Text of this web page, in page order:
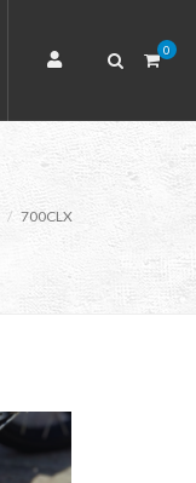
0
700CLX